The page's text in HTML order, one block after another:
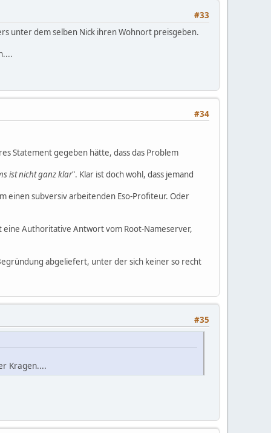
#33
unter dem selben Nick ihren Wohnort preisgeben.
#34
Statement gegeben hätte, dass das Problem
ist nicht ganz klar". Klar ist doch wohl, dass jemand
einen subversiv arbeitenden Eso-Profiteur. Oder
eine Authoritative Antwort vom Root-Nameserver,
abgeliefert, unter der sich keiner so recht
#35
Kragen....